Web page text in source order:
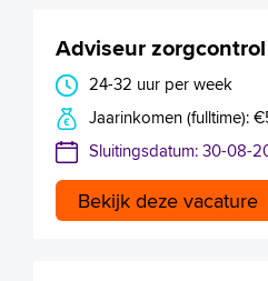
Adviseur zorgcontrol
24-32 uur per week
Jaarinkomen (fulltime):
Sluitingsdatum: 30-08-
Bekijk deze vacature